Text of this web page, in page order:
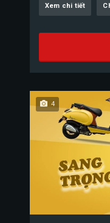
Xem chi tiết
4